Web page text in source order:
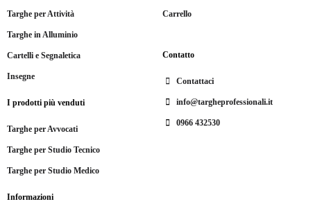
Targhe per Attività
Targhe in Alluminio
Cartelli e Segnaletica
Insegne
I prodotti più venduti
Targhe per Avvocati
Targhe per Studio Tecnico
Targhe per Studio Medico
Carrello
Contatto
Contattaci
info@targheprofessionali.it
0966 432530
Informazioni